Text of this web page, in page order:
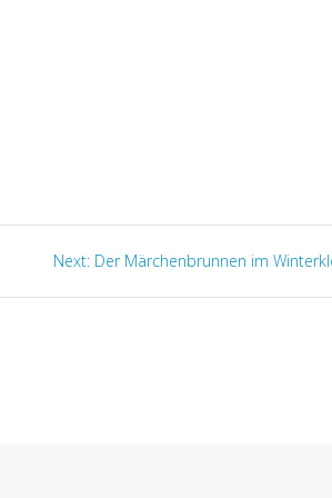
Next: Next
Der Märchenbrunnen im